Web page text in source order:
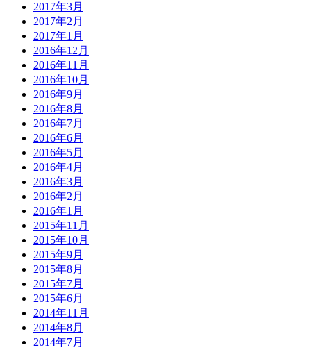
2017年3月
2017年2月
2017年1月
2016年12月
2016年11月
2016年10月
2016年9月
2016年8月
2016年7月
2016年6月
2016年5月
2016年4月
2016年3月
2016年2月
2016年1月
2015年11月
2015年10月
2015年9月
2015年8月
2015年7月
2015年6月
2014年11月
2014年8月
2014年7月